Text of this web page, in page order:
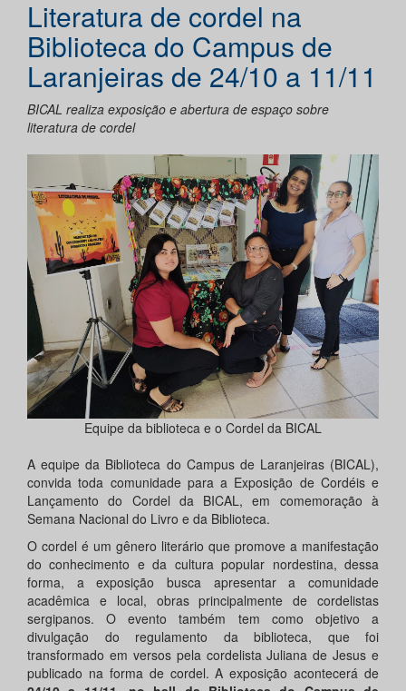
Literatura de cordel na
Biblioteca do Campus de
Laranjeiras de 24/10 a 11/11
BICAL realiza exposição e abertura de espaço sobre
literatura de cordel
Equipe da biblioteca e o Cordel da BICAL
A equipe da Biblioteca do Campus de Laranjeiras (BICAL),
convida toda comunidade para a Exposição de Cordéis e
Lançamento do Cordel da BICAL, em comemoração à
Semana Nacional do Livro e da Biblioteca.
O cordel é um gênero literário que promove a manifestação
do conhecimento e da cultura popular nordestina, dessa
forma, a exposição busca apresentar a comunidade
acadêmica e local, obras principalmente de cordelistas
sergipanos. O evento também tem como objetivo a
divulgação do regulamento da biblioteca, que foi
transformado em versos pela cordelista Juliana de Jesus e
publicado na forma de cordel. A exposição acontecerá de